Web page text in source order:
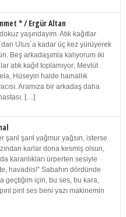
* / Ergür Altan
yaşındayım. Atık kağıtlar
Ulus`a kadar üç kez yürüyerek
Beş arkadaşımla kalıyorum iki
atık kağıt toplamıyor; Mevlüt
Hüseyin halde hamallık
Aramıza bir arkadaş daha
[…]
şarıl şarıl yağmur yağsın, isterse
karlar dona kesmiş olsun,
karanlıkları ürperten sesiyle
havadiis!” Sabahın dördünde
geçtiğim için, bu ses, bu kara,
pırıl ses beni yazı makinemin